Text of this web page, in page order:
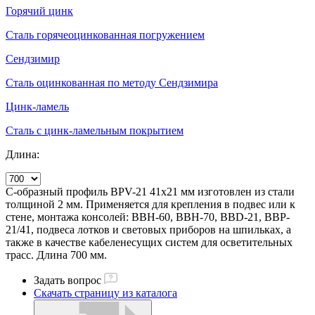
Горячий цинк
Сталь горячеоцинкованная погружением
Сендзимир
Сталь оцинкованная по методу Сендзимира
Цинк-ламель
Сталь с цинк-ламельным покрытием
Длина:
С-образный профиль BPV-21 41х21 мм изготовлен из стали
толщиной 2 мм. Применяется для крепления в подвес или к
стене, монтажа консолей: ВВН-60, ВВН-70, BBD-21, BBP-
21/41, подвеса лотков и световых приборов на шпильках, а
также в качестве кабеленесущих систем для осветительных
трасс. Длина 700 мм.
Задать вопрос
Скачать страницу из каталога